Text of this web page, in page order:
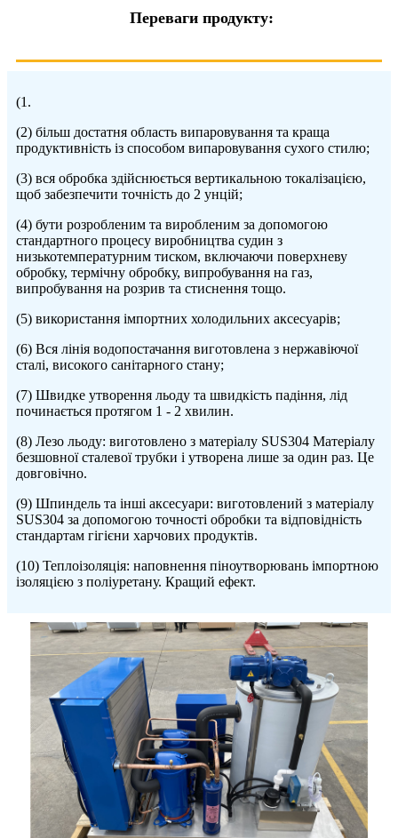
Переваги продукту:
(1.
(2) більш достатня область випаровування та краща
продуктивність із способом випаровування сухого стилю;
(3) вся обробка здійснюється вертикальною токалізацією,
щоб забезпечити точність до 2 унцій;
(4) бути розробленим та виробленим за допомогою
стандартного процесу виробництва судин з
низькотемпературним тиском, включаючи поверхневу
обробку, термічну обробку, випробування на газ,
випробування на розрив та стиснення тощо.
(5) використання імпортних холодильних аксесуарів;
(6) Вся лінія водопостачання виготовлена ​​з нержавіючої
сталі, високого санітарного стану;
(7) Швидке утворення льоду та швидкість падіння, лід
починається протягом 1 - 2 хвилин.
(8) Лезо льоду: виготовлено з матеріалу SUS304 Матеріалу
безшовної сталевої трубки і утворена лише за один раз. Це
довговічно.
(9) Шпиндель та інші аксесуари: виготовлений з матеріалу
SUS304 за допомогою точності обробки та відповідність
стандартам гігієни харчових продуктів.
(10) Теплоізоляція: наповнення піноутворювань імпортною
ізоляцією з поліуретану. Кращий ефект.